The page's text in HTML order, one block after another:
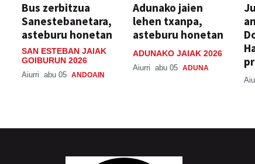
Bus zerbitzua
Sanestebanetara,
asteburu honetan
SAN ESTEBAN JAIAK
GOIBURUN 2026
Aiurri abu 05 ANDOAIN
Adunako jaien
lehen txanpa,
asteburu honetan
ADUNAKO JAIAK 2026
Aiurri abu 05 ADUNA